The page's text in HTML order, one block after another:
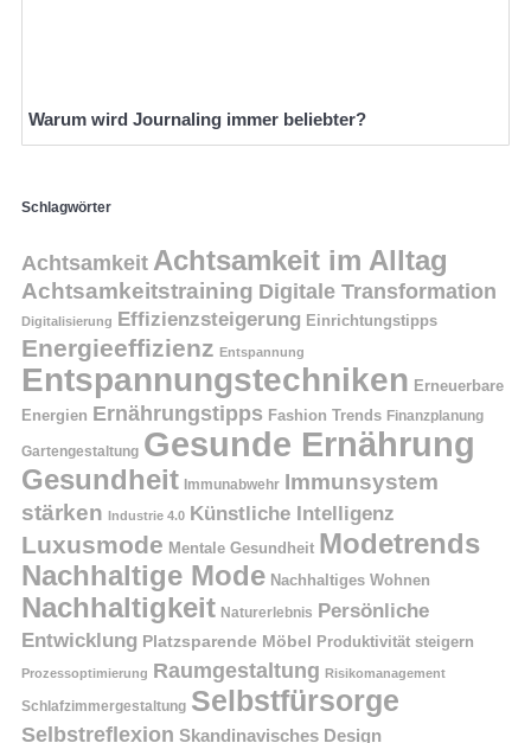
Warum wird Journaling immer beliebter?
Schlagwörter
Achtsamkeit Achtsamkeit im Alltag
Achtsamkeitstraining Digitale Transformation
Digitalisierung Effizienzsteigerung Einrichtungstipps
Energieeffizienz Entspannung
Entspannungstechniken Erneuerbare
Energien Ernährungstipps Fashion Trends Finanzplanung
Gartengestaltung Gesunde Ernährung
Gesundheit Immunabwehr Immunsystem
stärken Industrie 4.0 Künstliche Intelligenz
Luxusmode Mentale Gesundheit Modetrends
Nachhaltige Mode Nachhaltiges Wohnen
Nachhaltigkeit Naturerlebnis Persönliche
Entwicklung Platzsparende Möbel Produktivität steigern
Prozessoptimierung Raumgestaltung Risikomanagement
Schlafzimmergestaltung Selbstfürsorge
Selbstreflexion Skandinavisches Design